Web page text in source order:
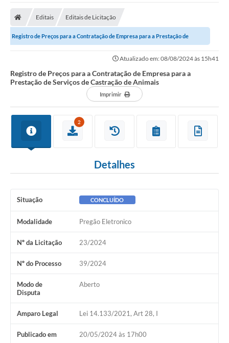
Editais Editais de Licitação
Registro de Preços para a Contratação de Empresa para a Prestação de
Atualizado em: 08/08/2024 às 15h41
Registro de Preços para a Contratação de Empresa para a
Prestação de Serviços de Castração de Animais
Imprimir
2
Detalhes
Situação CONCLUÍDO
Modalidade Pregão Eletronico
Nº da Licitação 23/2024
Nº do Processo 39/2024
Modo de
Disputa
Aberto
Amparo Legal Lei 14.133/2021, Art 28, I
Publicado em 20/05/2024 às 17h00